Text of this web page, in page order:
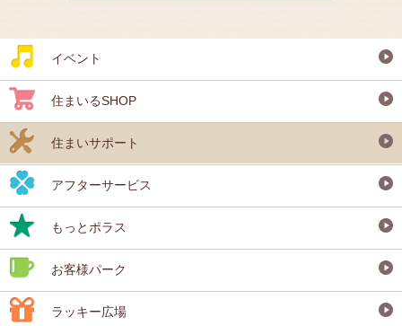
イベント
住まいるSHOP
住まいサポート
アフターサービス
もっとポラス
お客様パーク
ラッキー広場